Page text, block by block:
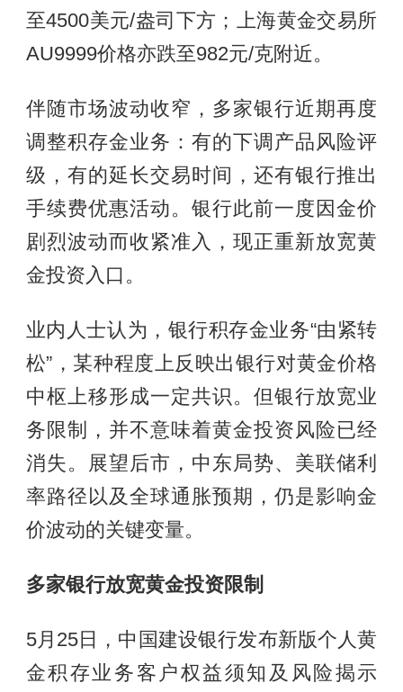
至4500美元/盎司下方；上海黄金交易所
AU9999价格亦跌至982元/克附近。
伴随市场波动收窄，多家银行近期再度
调整积存金业务：有的下调产品风险评
级，有的延长交易时间，还有银行推出
手续费优惠活动。银行此前一度因金价
剧烈波动而收紧准入，现正重新放宽黄
金投资入口。
业内人士认为，银行积存金业务“由紧转
松”，某种程度上反映出银行对黄金价格
中枢上移形成一定共识。但银行放宽业
务限制，并不意味着黄金投资风险已经
消失。展望后市，中东局势、美联储利
率路径以及全球通胀预期，仍是影响金
价波动的关键变量。
多家银行放宽黄金投资限制
5月25日，中国建设银行发布新版个人黄
金积存业务客户权益须知及风险揭示